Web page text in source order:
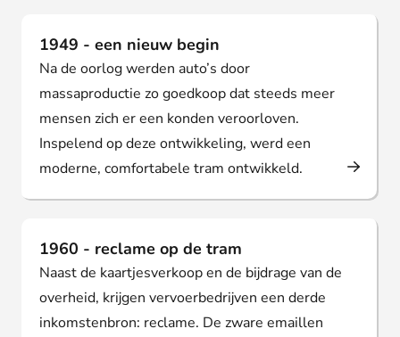
1949 - een nieuw begin
Na de oorlog werden auto’s door
massaproductie zo goedkoop dat steeds meer
mensen zich er een konden veroorloven.
Inspelend op deze ontwikkeling, werd een
moderne, comfortabele tram ontwikkeld.
1960 - reclame op de tram
Naast de kaartjesverkoop en de bijdrage van de
overheid, krijgen vervoerbedrijven een derde
inkomstenbron: reclame. De zware emaillen